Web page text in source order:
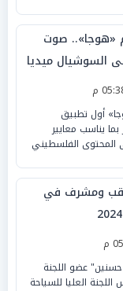
«هوجا».. صوت
السوشيال ميديا
أول تطبيق
يناسب معايير
المحتوى الفلسطيني
ومشرف في
عضو اللجنة
اللجنة العليا للسياحة